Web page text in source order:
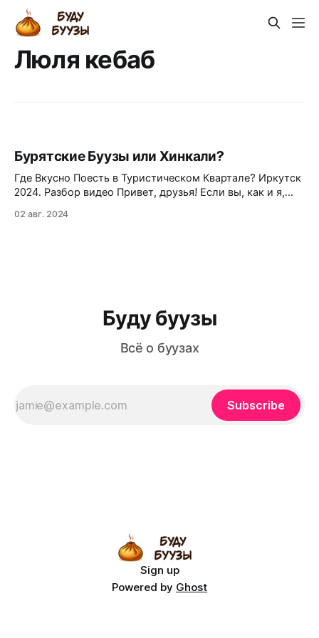
Люля кебаб
Бурятские Буузы или Хинкали?
Где Вкусно Поесть в Туристическом Квартале? Иркутск
2024. Разбор видео Привет, друзья! Если вы, как и я,
ассоциируете только с Байкалом, то эта статья для
02 авг. 2024
Буду буузы
Всё о буузах
Subscribe
Sign up
Powered by Ghost